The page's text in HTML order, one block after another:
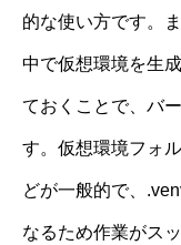
的な使い方です。
中で仮想環境を生
ておくことで、バ
す。仮想環境フォ
どが一般的で、
なるため作業がス